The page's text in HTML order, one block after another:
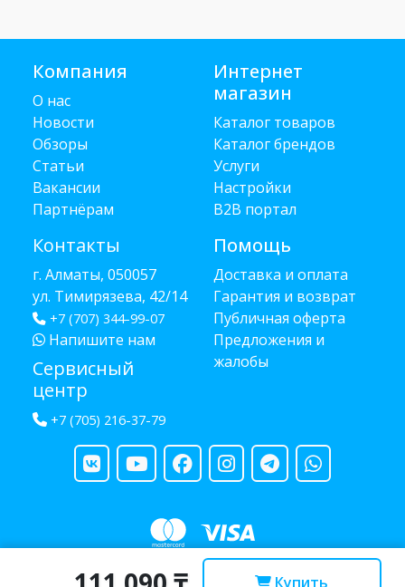
Купить
Компания
О нас
Новости
Обзоры
Статьи
Вакансии
Партнёрам
Контакты
г. Алматы, 050057
ул. Тимирязева, 42/14
+7 (707) 344-99-07
Напишите нам
Сервисный
центр
+7 (705) 216-37-79
Интернет
магазин
Каталог товаров
Каталог брендов
Услуги
Настройки
B2B портал
Помощь
Доставка и оплата
Гарантия и возврат
Публичная оферта
Предложения и
жалобы
Copyright © 2013 - 2026 RUBA - разработаноwebula.kz